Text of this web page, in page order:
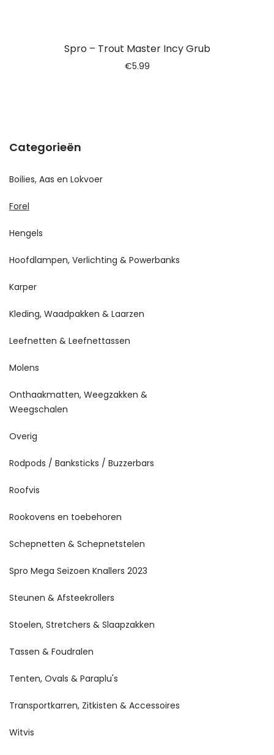
Spro – Trout Master Incy Grub
€5.99
Categorieën
Boilies, Aas en Lokvoer
Forel
Hengels
Hoofdlampen, Verlichting & Powerbanks
Karper
Kleding, Waadpakken & Laarzen
Leefnetten & Leefnettassen
Molens
Onthaakmatten, Weegzakken &
Weegschalen
Overig
Rodpods / Banksticks / Buzzerbars
Roofvis
Rookovens en toebehoren
Schepnetten & Schepnetstelen
Spro Mega Seizoen Knallers 2023
Steunen & Afsteekrollers
Stoelen, Stretchers & Slaapzakken
Tassen & Foudralen
Tenten, Ovals & Paraplu's
Transportkarren, Zitkisten & Accessoires
Witvis